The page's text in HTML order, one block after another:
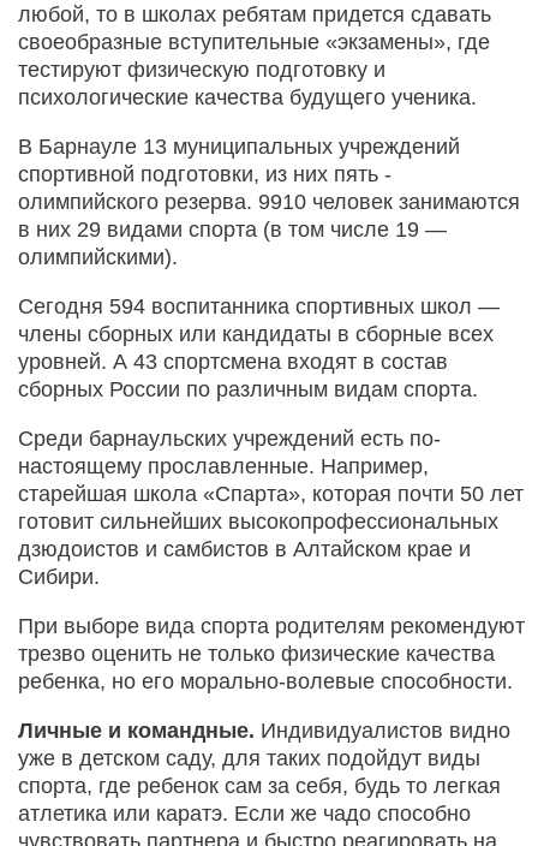
любой, то в школах ребятам придется сдавать
своеобразные вступительные «экзамены», где
тестируют физическую подготовку и
психологические качества будущего ученика.
В Барнауле 13 муниципальных учреждений
спортивной подготовки, из них пять -
олимпийского резерва. 9910 человек занимаются
в них 29 видами спорта (в том числе 19 —
олимпийскими).
Сегодня 594 воспитанника спортивных школ —
члены сборных или кандидаты в сборные всех
уровней. А 43 спортсмена входят в состав
сборных России по различным видам спорта.
Среди барнаульских учреждений есть по-
настоящему прославленные. Например,
старейшая школа «Спарта», которая почти 50 лет
готовит сильнейших высокопрофессиональных
дзюдоистов и самбистов в Алтайском крае и
Сибири.
При выборе вида спорта родителям рекомендуют
трезво оценить не только физические качества
ребенка, но его морально-волевые способности.
Личные и командные. Индивидуалистов видно
уже в детском саду, для таких подойдут виды
спорта, где ребенок сам за себя, будь то легкая
атлетика или каратэ. Если же чадо способно
чувствовать партнера и быстро реагировать на